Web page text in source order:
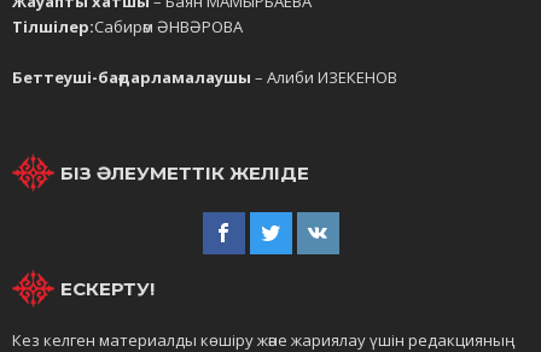
Тілшілер:Сабирәм ӘНВӘРОВА
Беттеуші-бағдарламалаушы – Алиби ИЗЕКЕНОВ
БІЗ ӘЛЕУМЕТТІК ЖЕЛІДЕ
ЕСКЕРТУ!
Кез келген материалды көшіру және жариялау үшін редакцияның